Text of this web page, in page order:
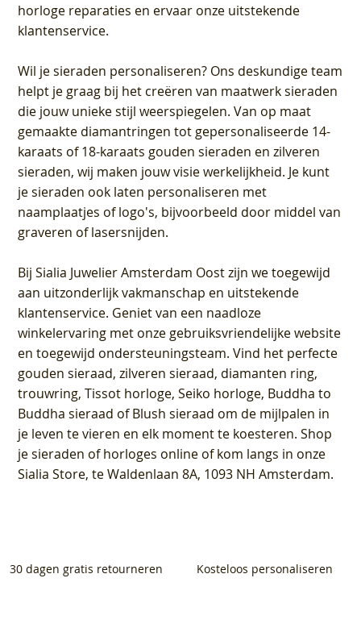
horloge reparaties en ervaar onze uitstekende
klantenservice.
Wil je sieraden personaliseren? Ons deskundige team
helpt je graag bij het creëren van maatwerk sieraden
die jouw unieke stijl weerspiegelen. Van op maat
gemaakte diamantringen tot gepersonaliseerde 14-
karaats of 18-karaats gouden sieraden en zilveren
sieraden, wij maken jouw visie werkelijkheid. Je kunt
je sieraden ook laten personaliseren met
naamplaatjes of logo's, bijvoorbeeld door middel van
graveren of lasersnijden.
BijSialia Juwelier Amsterdam Oostzijn we toegewijd
aan uitzonderlijk vakmanschap en uitstekende
klantenservice. Geniet van een naadloze
winkelervaring met onze gebruiksvriendelijke website
en toegewijd ondersteuningsteam. Vind het perfecte
gouden sieraad, zilveren sieraad, diamanten ring,
trouwring, Tissot horloge, Seiko horloge, Buddha to
Buddha sieraad of Blush sieraad om de mijlpalen in
je leven te vieren en elk moment te koesteren. Shop
je sieraden of horloges online of kom langs in onze
Sialia Store, te Waldenlaan 8A, 1093 NH Amsterdam.
30 dagen gratis retourneren Kosteloos personaliseren